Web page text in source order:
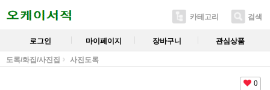
카테고리 검색
로그인 마이페이지 장바구니 관심상품
도록/화집/사진집 사진도록
0